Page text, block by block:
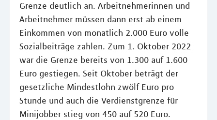
Grenze deutlich an. Arbeitnehmerinnen und
Arbeitnehmer müssen dann erst ab einem
Einkommen von monatlich 2.000 Euro volle
Sozialbeiträge zahlen. Zum 1. Oktober 2022
war die Grenze bereits von 1.300 auf 1.600
Euro gestiegen. Seit Oktober beträgt der
gesetzliche Mindestlohn zwölf Euro pro
Stunde und auch die Verdienstgrenze für
Minijobber stieg von 450 auf 520 Euro.